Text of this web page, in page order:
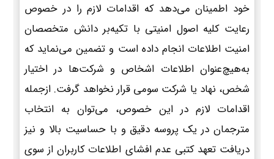
خود اطمینان می‌دهد که اقدامات لازم را در خصوص
رعایت کلیه اصول امنیتی با تکیه‌بر دانش متخصصان
امنیت اطلاعات انجام داده است و تضمین می‌نماید که
به‌هیچ‌عنوان اطلاعات اشخاص و شرکت‌ها در اختیار
شخص، نهاد یا شرکت سومی قرار نخواهد گرفت. ازجمله
اقدامات لازم در این خصوص، می‌توان به انتخاب
مترجمان در یک پروسه دقیق و با حساسیت بالا و نیز
دریافت تعهد کتبی عدم افشای اطلاعات کاربران از سوی